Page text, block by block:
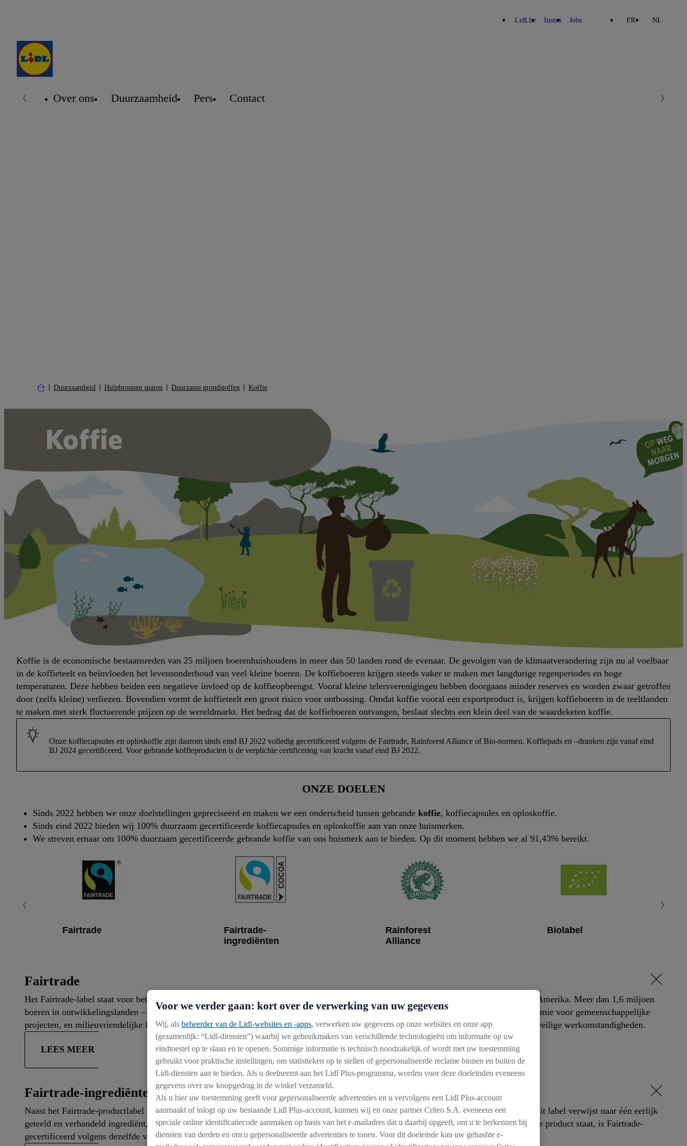
Lidl.be Immo Jobs FR NL
Over ons Duurzaamheid Pers Contact
Duurzaamheid Hulpbronnen sparen Duurzame grondstoffen Koffie
Koffie is de economische bestaansreden van 25 miljoen boerenhuishoudens in meer dan 50 landen rond de evenaar. De gevolgen van de klimaatverandering zijn nu al voelbaar
in de koffieteelt en beïnvloeden het levensonderhoud van veel kleine boeren. De koffieboeren krijgen steeds vaker te maken met langdurige regenperiodes en hoge
temperaturen. Deze hebben beiden een negatieve invloed op de koffieopbrengst. Vooral kleine telersverenigingen hebben doorgaans minder reserves en worden zwaar getroffen
door (zelfs kleine) verliezen. Bovendien vormt de koffieteelt een groot risico voor ontbossing. Omdat koffie vooral een exportproduct is, krijgen koffieboeren in de teeltlanden
te maken met sterk fluctuerende prijzen op de wereldmarkt. Het bedrag dat de koffieboeren ontvangen, beslaat slechts een klein deel van de waardeketen koffie.
Onze koffiecapsules en oploskoffie zijn daarom sinds eind BJ 2022 volledig gecertificeerd volgens de Fairtrade, Rainforest Alliance of Bio-normen. Koffiepads en –dranken zijn vanaf eind
BJ 2024 gecertificeerd. Voor gebrande koffieproducten is de verplichte certificering van kracht vanaf eind BJ 2022.
ONZE DOELEN
Sinds 2022 hebben we onze doelstellingen gepreciseerd en maken we een onderscheid tussen gebrande koffie, koffiecapsules en oploskoffie.
Sinds eind 2022 bieden wij 100% duurzaam gecertificeerde koffiecapsules en oploskoffie aan van onze huismerken.
We streven ernaar om 100% duurzaam gecertificeerde gebrande koffie van ons huismerk aan te bieden. Op dit moment hebben we al 91,43% bereikt.
Fairtrade
Fairtrade-
ingrediënten
Rainforest
Alliance
Biolabel
Fairtrade
Het Fairtrade-label staat voor betere werk- en leefomstandigheden voor kleinschalige producenten en arbeiders in Afrika, Azië en Latijns-Amerika. Meer dan 1,6 miljoen
boeren in ontwikkelingslanden – mannelijk én vrouwelijk – profiteren van een stabiele minimumprijs voor hun producten, een fairtradepremie voor gemeenschappelijke
projecten, en milieuvriendelijke landbouwpraktijken. Het label bevordert ook democratische organisatiestructuren, milieubescherming en veilige werkomstandigheden.
LEES MEER
Fairtrade-ingrediënten
Naast het Fairtrade-productlabel gebruiken we ook het Fairtrade-grondstoflabel voor Fairtrade-ingrediënten in samengestelde producten. Dit label verwijst naar één eerlijk
geteeld en verhandeld ingrediënt, zoals cacao, suiker, vruchtensap, thee of katoen. Alleen het ingrediënt dat op het etiket van het gemengde product staat, is Fairtrade-
gecertificeerd volgens dezelfde voorwaarden als het Fairtrade-productlabel.
Voor we verder gaan: kort over de verwerking van uw gegevens
Wij, als beheerder van de Lidl-websites en -apps, verwerken uw gegevens op onze websites en onze app
(gezamenlijk: “Lidl-diensten”) waarbij we gebruikmaken van verschillende technologieën om informatie op uw
eindtoestel op te slaan en te openen. Sommige informatie is technisch noodzakelijk of wordt met uw toestemming
gebruikt voor praktische instellingen, om statistieken op te stellen of gepersonaliseerde reclame binnen en buiten de
Lidl-diensten aan te bieden. Als u deelneemt aan het Lidl Plus-programma, worden voor deze doeleinden eveneens
gegevens over uw koopgedrag in de winkel verzameld.
Als u hier uw toestemming geeft voor gepersonaliseerde advertenties en u vervolgens een Lidl Plus-account
aanmaakt of inlogt op uw bestaande Lidl Plus-account, kunnen wij en onze partner Criteo S.A. eveneens een
speciale online identificatiecode aanmaken op basis van het e-mailadres dat u daarbij opgeeft, om u te herkennen bij
diensten van derden en om u gepersonaliseerde advertenties te tonen. Voor dit doeleinde kan uw gehashte e-